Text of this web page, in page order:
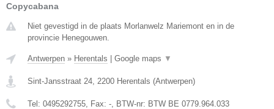
Copycabana
Niet gevestigd in de plaats Morlanwelz Mariemont en in de
provincie Henegouwen.
Antwerpen » Herentals Google maps ▼
Sint-Jansstraat 24 2200 Herentals (Antwerpen)
Tel: 0495292755 , Fax: - , BTW-nr: BTW BE 0779.964.033